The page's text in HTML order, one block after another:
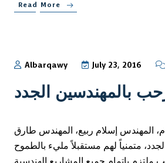
Read More
Albarqawy July 23, 2016
بالمهندسين الجدد
المهندس إسلام ربيع، المهندس طارق
متمنياً لهم مستقبلاً مليء بالطموح